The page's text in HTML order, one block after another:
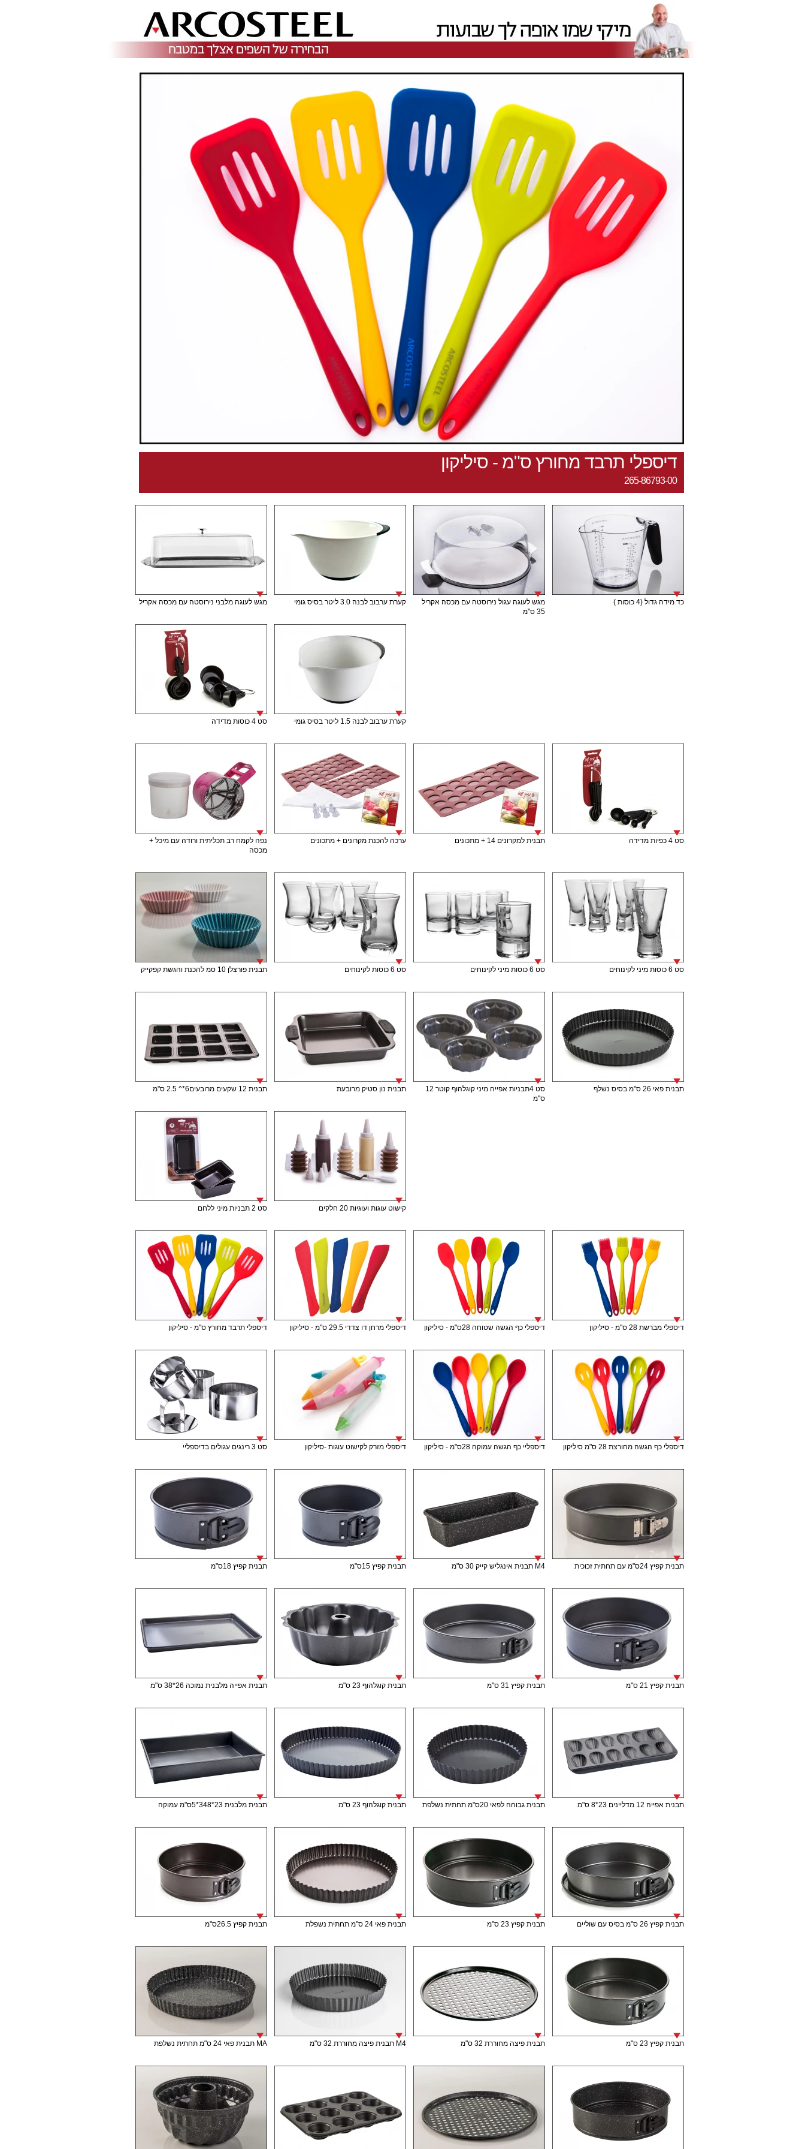
דיספלי תרבד מחורץ ס"מ - סיליקון
265-86793-00
כד מידה גדול (4 כוסות )
מגש לעוגה עגול נירוסטה עם מכסה אקריל
35 ס"מ
קערת ערבוב לבנה 3.0 ליטר בסיס גומי מגש לעוגה מלבני נירוסטה עם מכסה אקריל
קערת ערבוב לבנה 1.5 ליטר בסיס גומי סט 4 כוסות מדידה
סט 4 כפיות מדידה תבנית למקרונים 14 + מתכונים ערכה להכנת מקרונים + מתכונים
נפה לקמח רב תכליתית ורודה עם מיכל +
מכסה
סט 6 כוסות מיני לקינוחים סט 6 כוסות מיני לקינוחים סט 6 כוסות לקינוחים תבנית פורצלן 10 סמ להכנת והגשת קפקייק
תבנית פאי 26 ס"מ בסיס נשלף
סט 4תבניות אפייה מיני קוגלהוף קוטר 12
ס"מ
תבנית נון סטיק מרובעת תבנית 12 שקעים מרובעים6*^ 2.5 ס"מ
קישוט עוגות ועוגיות 20 חלקים סט 2 תבניות מיני ללחם
דיספלי מברשת 28 ס"מ - סיליקון דיספלי כף הגשה שטוחה 28ס"מ - סיליקון דיספלי מרחן דו צדדי 29.5 ס"מ - סיליקון דיספלי תרבד מחורץ ס"מ - סיליקון
דיספלי כף הגשה מחורצת 28 ס"מ סיליקון דיספליי כף הגשה עמוקה 28ס"מ - סיליקון דיספלי מזרק לקישוט עוגות -סיליקון סט 3 רינגים עגולים בדיספליי
תבנית קפיץ 24ס"מ עם תחתית זכוכית M4 תבנית אינגליש קייק 30 ס"מ תבנית קפיץ 15ס"מ תבנית קפיץ 18ס"מ
תבנית קפיץ 21 ס"מ תבנית קפיץ 31 ס"מ תבנית קוגלהוף 23 ס"מ תבנית אפייה מלבנית נמוכה 26*38 ס"מ
תבנית אפייה 12 מדליינים 23*8 ס"מ תבנית גבוהה לפאי 20ס"מ תחתית נשלפת תבנית קוגלהוף 23 ס"מ תבנית מלבנית 23*348*5ס"מ עמוקה
תבנית קפיץ 26 ס"מ בסיס עם שוליים תבנית קפיץ 23 ס"מ תבנית פאי 24 ס"מ תחתית נשפלת תבנית קפיץ 26.5ס"מ
תבנית קפיץ 23 ס"מ תבנית פיצה מחוררת 32 ס"מ M4 תבנית פיצה מחוררת 32 ס"מ MA תבנית פאי 24 ס"מ תחתית נשלפת